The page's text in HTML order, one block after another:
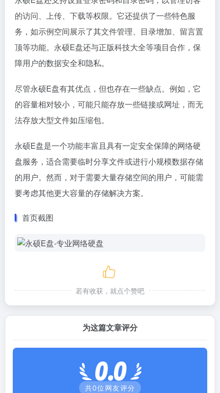
的访问、上传、下载等权限。它还提供了一些特色服
务，如示例空间展示了其文件管理、目录增加、留言置
顶等功能。永硕E盘还与正版科技大全等项目合作，保
障用户的数据安全和隐私。
尽管永硕E盘有其优点，但也存在一些缺点。例如，它
的容量相对较小，可能只能存放一些链接或网址，而无
法存放大型文件如压缩包。
永硕E盘是一个功能丰富且具有一定安全保障的网络硬
盘服务，适合需要临时分享文件或进行小规模数据存储
的用户。然而，对于需要大量存储空间的用户，可能需
要考虑其他更大容量的存储解决方案。
首页截图
若有收获，就点个赞吧
为这篇文章评分
0.0
共0位网友评分